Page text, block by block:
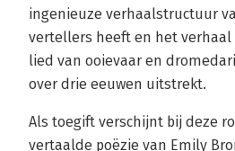
ingenieuze verhaalstructuur
vertellers heeft en het
lied van ooievaar en
over drie eeuwen uitstrekt.
Als toegift verschijnt bij deze
vertaalde poëzie van Emily